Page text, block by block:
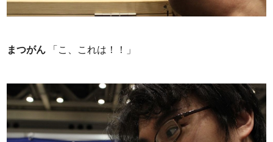
まつがん 「こ、これは！！」